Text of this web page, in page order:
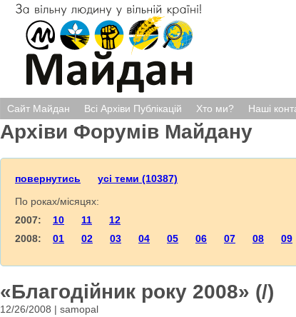
Сайт Майдан Всі Архіви Публікацій Хто ми? Наші
Архіви Форумів Майдану
повернутись
усі теми (10387)
По роках/місяцях:
2007: 10 11
12
2008: 01 02 03 04 05 06 07 08 09
«Благодійник року 2008» (/)
12/26/2008 | samopal